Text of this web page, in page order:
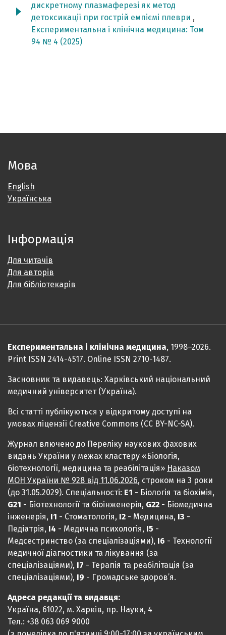
дискретному плазмаферезі як метод
детоксикації при гострій емпіємі плеври ,
Експериментальна і клінічна медицина: Том
94 № 4 (2025)
Мова
English
Українська
Інформація
Для читачів
Для авторів
Для бібліотекарів
Експериментальна і клінічна медицина, 1998–2026.
Print ISSN 2414-4517. Online ISSN 2710-1487.
Засновник та видавець: Харківський національний
медичний університет (Україна).
Всі статті публікуються у відкритому доступі на
умовах ліцензії Creative Commons (CC BY-NC-SA).
Журнал влючено до Переліку наукових фахових
видань України у межах кластеру «Біологія,
біотехнології, медицина та реабілітація» Наказом
МОН України № 928 від 11.06.2026, строком на 3 роки
(до 31.05.2029). Спеціальності: Е1 - Біологія та біохімія,
G21 - Біотехнології та біоінженерія, G22 - Біомедична
інженерія, I1 - Стоматологія, I2 - Медицина, IЗ -
Педіатрія, I4 - Медична психологія, I5 -
Медсестринство (за спеціалізаціями), I6 - Технології
медичної діагностики та лікування (за
спеціалізаціями), I7 - Терапія та реабілітація (за
спеціалізаціями), I9 - Громадське здоров’я.
Адреса редакції та видавця:
Україна, 61022, м. Харків, пр. Науки, 4
Тел.: +38 063 069 9000